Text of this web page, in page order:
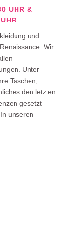
UHR &
und
Wir
Unter
Taschen,
den letzten
gesetzt –
unseren